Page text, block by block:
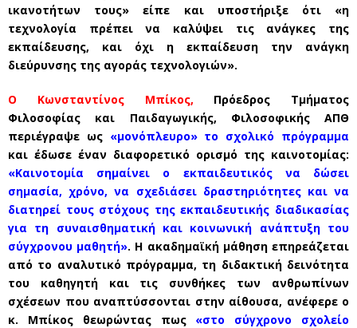
ικανοτήτων τους» είπε και υποστήριξε ότι «η
τεχνολογία πρέπει να καλύψει τις ανάγκες της
εκπαίδευσης, και όχι η εκπαίδευση την ανάγκη
διεύρυνσης της αγοράς τεχνολογιών».
Ο Κωνσταντίνος Μπίκος, Πρόεδρος Τμήματος
Φιλοσοφίας και Παιδαγωγικής, Φιλοσοφικής ΑΠΘ
περιέγραψε ως «μονόπλευρο» το σχολικό πρόγραμμα
και έδωσε έναν διαφορετικό ορισμό της καινοτομίας:
«Καινοτομία σημαίνει ο εκπαιδευτικός να δώσει
σημασία, χρόνο, να σχεδιάσει δραστηριότητες και να
διατηρεί τους στόχους της εκπαιδευτικής διαδικασίας
για τη συναισθηματική και κοινωνική ανάπτυξη του
σύγχρονου μαθητή». Η ακαδημαϊκή μάθηση επηρεάζεται
από το αναλυτικό πρόγραμμα, τη διδακτική δεινότητα
του καθηγητή και τις συνθήκες των ανθρωπίνων
σχέσεων που αναπτύσσονται στην αίθουσα, ανέφερε ο
κ. Μπίκος θεωρώντας πως «στο σύγχρονο σχολείο